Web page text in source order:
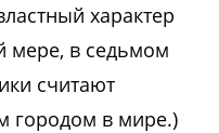
характер
мере, в седьмом
считают
в мире.)